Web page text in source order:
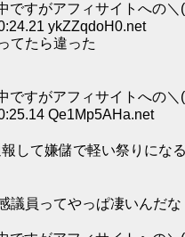
ですがアフィサイトへの＼
ykZZqdoH0.net
てたら違った
ですがアフィサイトへの＼
Qe1Mp5AHa.net
して嫌儲で軽い祭りになる
議員ってやっぱ凄いんだな